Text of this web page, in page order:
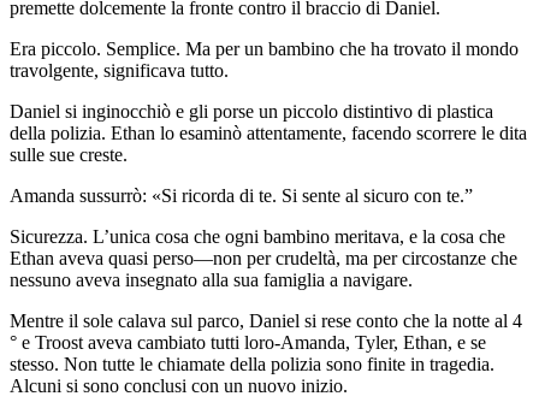
premette dolcemente la fronte contro il braccio di Daniel.
Era piccolo. Semplice. Ma per un bambino che ha trovato il mondo
travolgente, significava tutto.
Daniel si inginocchiò e gli porse un piccolo distintivo di plastica
della polizia. Ethan lo esaminò attentamente, facendo scorrere le dita
sulle sue creste.
Amanda sussurrò: «Si ricorda di te. Si sente al sicuro con te.”
Sicurezza. L’unica cosa che ogni bambino meritava, e la cosa che
Ethan aveva quasi perso—non per crudeltà, ma per circostanze che
nessuno aveva insegnato alla sua famiglia a navigare.
Mentre il sole calava sul parco, Daniel si rese conto che la notte al 4
° e Troost aveva cambiato tutti loro-Amanda, Tyler, Ethan, e se
stesso. Non tutte le chiamate della polizia sono finite in tragedia.
Alcuni si sono conclusi con un nuovo inizio.